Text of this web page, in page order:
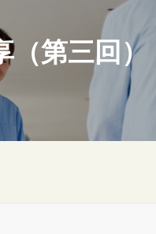
（第三回）